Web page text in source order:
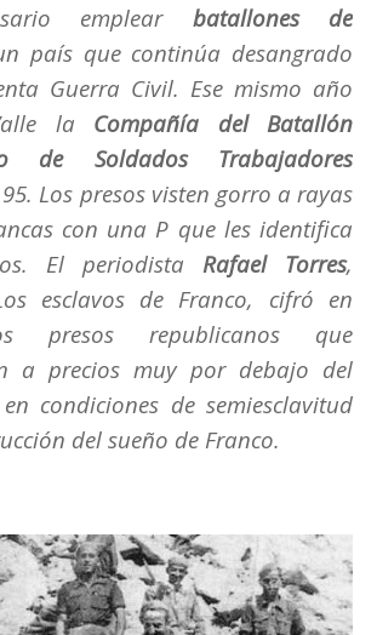
emplear batallones de
país que continúa desangrado
Guerra Civil. Ese mismo año
la Compañía del Batallón
de Soldados Trabajadores
Los presos visten gorro a rayas
con una P que les identifica
El periodista Rafael Torres,
esclavos de Franco, cifró en
presos republicanos que
a precios muy por debajo del
condiciones de semiesclavitud
del sueño de Franco.